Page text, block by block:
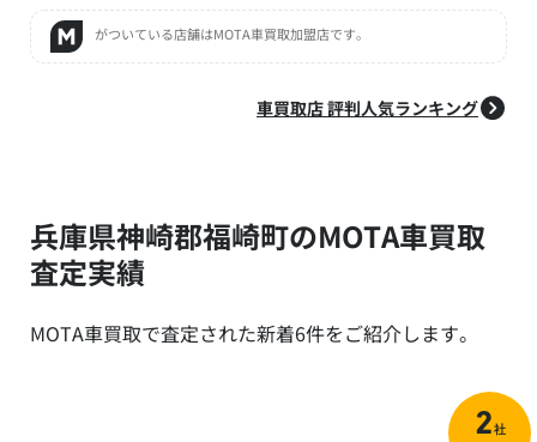
がついている店舗はMOTA車買取加盟店です。
車買取店 評判人気ランキング
兵庫県神崎郡福崎町のMOTA車買取
査定実績
MOTA車買取で査定された新着6件をご紹介します。
2社